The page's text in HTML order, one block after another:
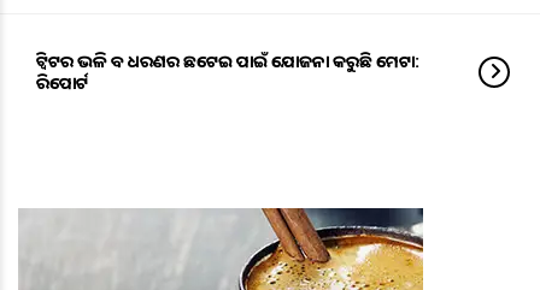
ଟ୍ବିଟର ଭଳି ବଡ ଧରଣର ଛଟେଇ ପାଇଁ ଯୋଜନା କରୁଛି ମେଟା:
ରିପୋର୍ଟ